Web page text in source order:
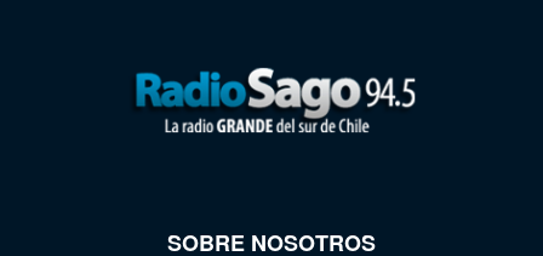
SOBRE NOSOTROS